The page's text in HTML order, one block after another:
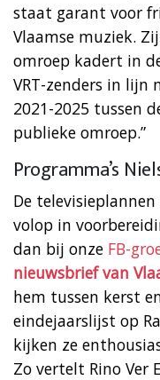
staat garant voor
Vlaamse muziek.
omroep kadert in
VRT-zenders in lijn
2021-2025 tussen
publieke omroep.”
Programma’s
De
volop in
dan bij onze FB-
nieuwsbrief van
hem tussen kerst
eindejaarslijst op
kijken ze
Zo vertelt Rino Ver